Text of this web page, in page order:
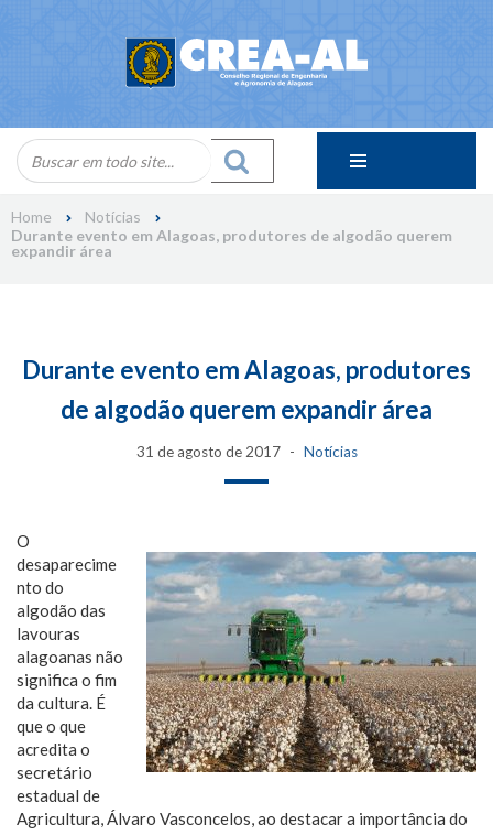
Home
Notícias
Durante evento em Alagoas, produtores de algodão querem
expandir área
Durante evento em Alagoas, produtores
de algodão querem expandir área
31 de agosto de 2017 Notícias
O
desaparecime
nto do
algodão das
lavouras
alagoanas não
significa o fim
da cultura. É
que o que
acredita o
secretário
estadual de
Agricultura, Álvaro Vasconcelos, ao destacar a importância do